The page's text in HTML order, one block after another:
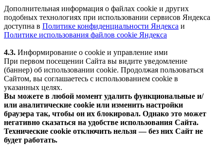
Дополнительная информация о файлах cookie и других
подобных технологиях при использовании сервисов Яндекса
доступна в Политике конфиденциальности Яндекса и
Политике использования файлов cookie Яндекса
4.3. Информирование о cookie и управление ими
При первом посещении Сайта вы видите уведомление
(баннер) об использовании cookie. Продолжая пользоваться
Сайтом, вы соглашаетесь с использованием cookie в
указанных целях.
Вы можете в любой момент удалить функциональные и/
или аналитические cookie или изменить настройки
браузера так, чтобы он их блокировал. Однако это может
негативно сказаться на удобстве использования Сайта.
Технические cookie отключить нельзя — без них Сайт не
будет работать.